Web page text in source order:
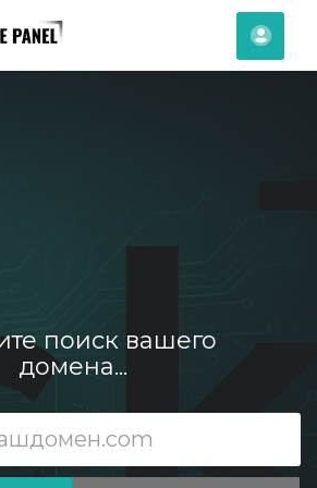
поиск вашего
домена...